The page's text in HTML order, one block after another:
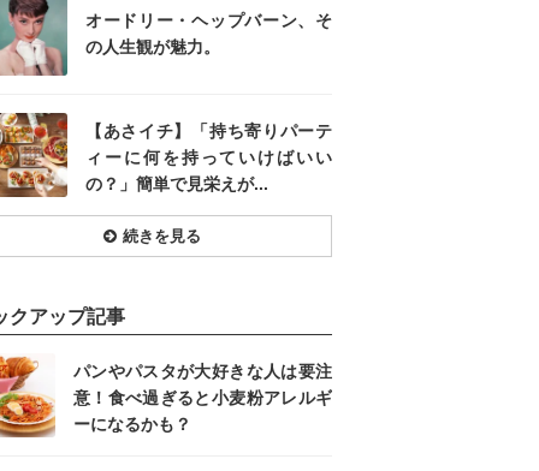
オードリー・ヘップバーン、そ
の人生観が魅力。
【あさイチ】「持ち寄りパーテ
ィーに何を持っていけばいい
の？」簡単で見栄えが...
続きを見る
クアップ記事
パンやパスタが大好きな人は要注
意！食べ過ぎると小麦粉アレルギ
ーになるかも？